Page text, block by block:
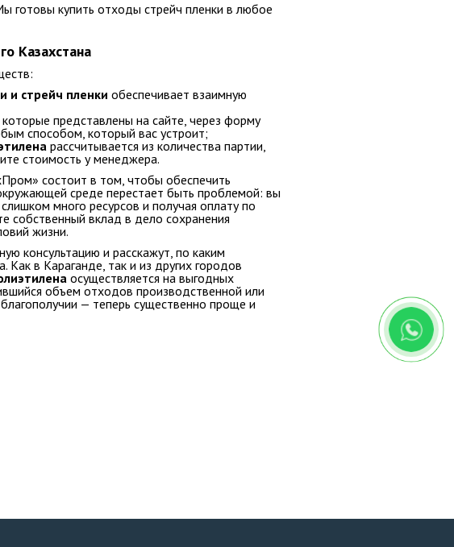
готовы купить отходы стрейч пленки в любое
Казахстана
и стрейч пленки обеспечивает взаимную
представлены на сайте, через форму
способом, который вас устроит;
рассчитывается из количества партии,
стоимость у менеджера.
состоит в том, чтобы обеспечить
среде перестает быть проблемой: вы
много ресурсов и получая оплату по
собственный вклад в дело сохранения
жизни.
консультацию и расскажут, по каким
Как в Караганде, так и из других городов
осуществляется на выгодных
объем отходов производственной или
— теперь существенно проще и